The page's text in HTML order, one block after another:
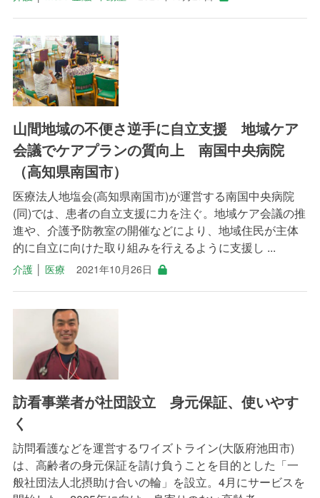
山間地域の不便さ逆手に自立支援 地域ケア
会議でケアプランの質向上 南国中央病院
（高知県南国市）
医療法人地塩会(高知県南国市)が運営する南国中央病院
(同)では、患者の自立支援に力を注ぐ。地域ケア会議の推
進や、介護予防教室の開催などにより、地域住民が主体
的に自立に向けた取り組みを行えるように支援し ...
介護│ 医療 2021年10月26日
訪看事業者が社団設立 身元保証、使いやす
く
訪問看護などを運営するワイズトライン(大阪府池田市)
は、高齢者の身元保証を請け負うことを目的とした「一
般社団法人北摂助け合いの輪」を設立。4月にサービスを